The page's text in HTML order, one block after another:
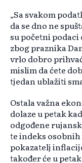
„Sa svakom
da se dno ne
su početni
zbog praznika
vrlo dobro
mislim da ćete
tjedan ublažiti
Ostala važna
dolaze u petak
odgođene
te indeks
pokazatelj
također će u